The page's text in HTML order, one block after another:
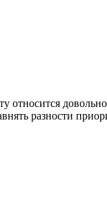
относится
разности